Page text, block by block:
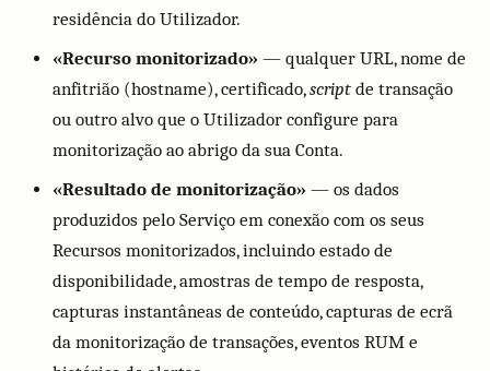
residência do Utilizador.
«Recurso monitorizado» — qualquer URL, nome de
anfitrião (hostname), certificado,script de transação
ou outro alvo que o Utilizador configure para
monitorização ao abrigo da sua Conta.
«Resultado de monitorização» — os dados
produzidos pelo Serviço em conexão com os seus
Recursos monitorizados, incluindo estado de
disponibilidade, amostras de tempo de resposta,
capturas instantâneas de conteúdo, capturas de ecrã
da monitorização de transações, eventos RUM e